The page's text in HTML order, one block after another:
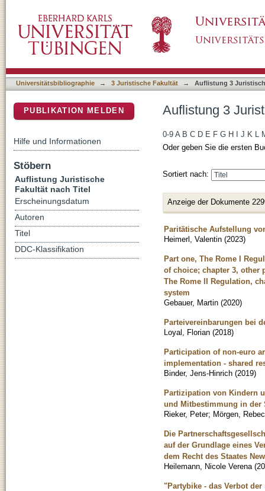
Universitätsbibliographie → 3 Juristische Fakultät → Auflistung 3
Auflistung 3
0-9 A B C D E F G H J K L
Oder geben Sie die ersten
Sortiert nach:
Anzeige der Dokumente
Paritätische Aufstellung
Heimerl, Valentin (2023)
Part one, The Rome I
of choice; chapter 3, other
The Rome II Regulation,
system
Gebauer, Martin (2020)
Parteivereinbarungen bei
Loyal, Florian (2018)
Participation of non-euro
implementation - shared
Binder, Jens-Hinrich (2019)
Partizipation von Kindern
und Mitbestimmung in der
Rieker, Peter; Mörgen,
Die
auf der Grundlage eines
dem Recht des Staates
Heilemann, Nicole Verena (
"Partybike - das Verbot
PUBLIKATION MELDEN
Hilfe und Informationen
Stöbern
Auflistung Juristische
Fakultät nach Titel
Erscheinungsdatum
Autoren
Titel
DDC-Klassifikation